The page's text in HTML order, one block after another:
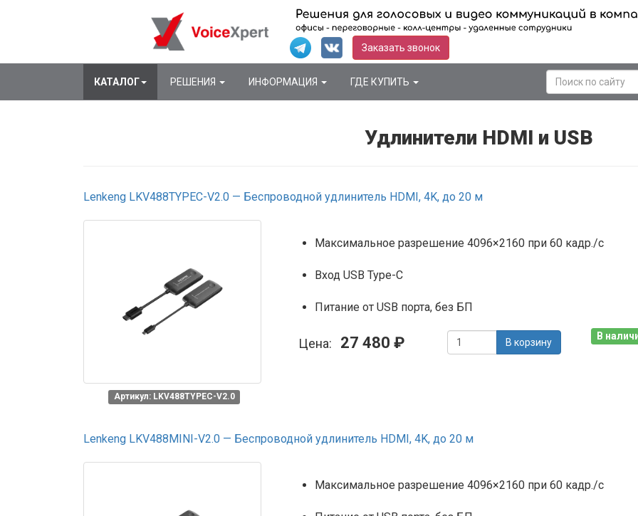
Заказать звонок
КАТАЛОГ РЕШЕНИЯ ИНФОРМАЦИЯ ГДЕ КУПИТЬ
Удлинители HDMI и USB
Lenkeng LKV488TYPEC-V2.0 — Беспроводной удлинитель HDMI, 4K, до 20 м
Артикул: LKV488TYPEC-V2.0
Максимальное разрешение 4096×2160 при 60 кадр./с
Вход USB Type-C
Питание от USB порта, без БП
Цена: 27 480 ₽ В корзину
В
Lenkeng LKV488MINI-V2.0 — Беспроводной удлинитель HDMI, 4K, до 20 м
Максимальное разрешение 4096×2160 при 60 кадр./с